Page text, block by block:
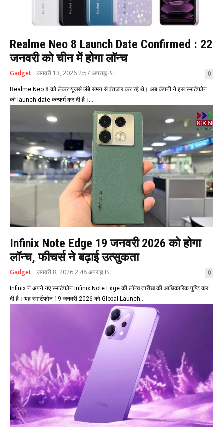
Realme Neo 8 Launch Date Confirmed : 22
जनवरी को चीन में होगा लॉन्च
Gadget जनवरी 13, 2026 2:57 अपराह्न IST 0
Realme Neo 8 को लेकर यूजर्स लंबे समय से इंतजार कर रहे थे। अब कंपनी ने इस स्मार्टफोन
की launch date कन्फर्म कर दी है।...
Infinix Note Edge 19 जनवरी 2026 को होगा
लॉन्च, फीचर्स ने बढ़ाई उत्सुकता
Gadget जनवरी 8, 2026 2:48 अपराह्न IST 0
Infinix ने अपने नए स्मार्टफोन Infinix Note Edge की लॉन्च तारीख की आधिकारिक पुष्टि कर
दी है। यह स्मार्टफोन 19 जनवरी 2026 को Global Launch...